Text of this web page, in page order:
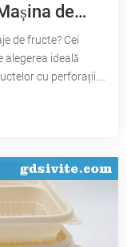
de
de
de fructe? Cei
ideală
cu perforații.
ambalare a fructelor